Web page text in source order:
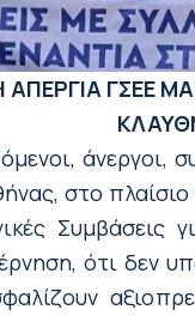
ΓΣΕΕ
άνεργοι,
στο
ότι δεν